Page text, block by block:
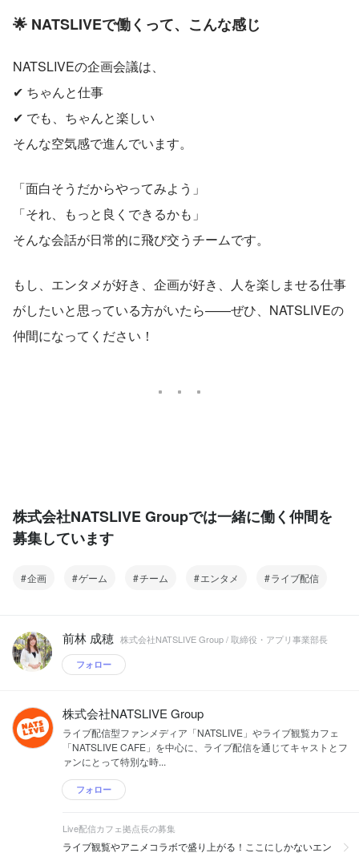
🌟 NATSLIVEで働くって、こんな感じ
NATSLIVEの企画会議は、
✔ ちゃんと仕事
✔ でも、ちゃんと楽しい
そんな空気感で進んでいます。
「面白そうだからやってみよう」
「それ、もっと良くできるかも」
そんな会話が日常的に飛び交うチームです。
もし、エンタメが好き、企画が好き、人を楽しませる仕事
がしたいと思っている方がいたら——ぜひ、NATSLIVEの
仲間になってください！
株式会社NATSLIVE Groupでは一緒に働く仲間を
募集しています
企画 ゲーム チーム エンタメ ライブ配信
前林 成穂 株式会社NATSLIVE Group / 取締役・アプリ事業部長
フォロー
株式会社NATSLIVE Group
ライブ配信型ファンメディア「NATSLIVE」やライブ観覧カフェ
「NATSLIVE CAFE」を中心に、ライブ配信を通じてキャストとフ
ァンにとって特別な時...
フォロー
Live配信カフェ拠点長の募集
ライブ観覧やアニメコラボで盛り上がる！ここにしかないエン